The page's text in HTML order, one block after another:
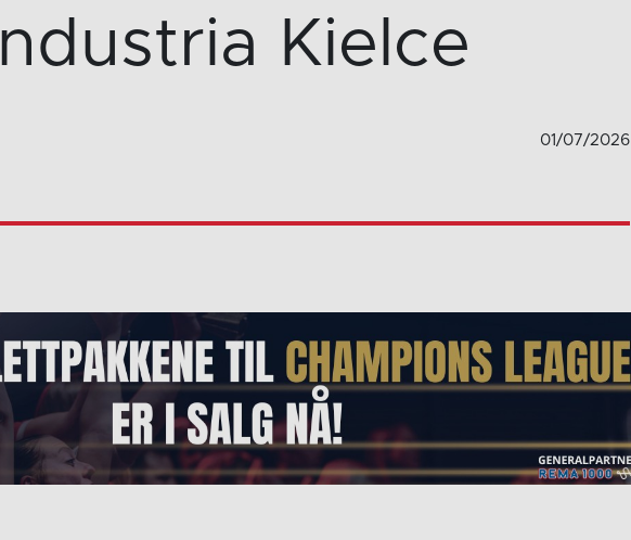
Industria Kielce
01/07/2026